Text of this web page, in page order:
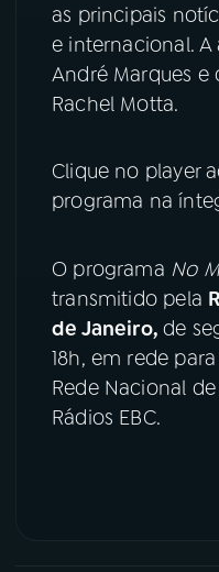
TikTok
as principais
e internacional.
André Marques e
Rachel Motta.
Clique no player
programa na
O programa No
transmitido pela
de Janeiro,de
18h, em rede
Rede Nacional
Rádios EBC.